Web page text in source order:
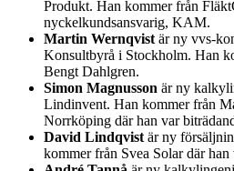
Produkt. Han kommer från
nyckelkundsansvarig, KAM.
Martin Wernqvist är ny vvs-
Konsultbyrå i Stockholm. Han
Bengt Dahlgren.
Simon Magnusson är ny
Lindinvent. Han kommer från
Norrköping där han var
David Lindqvist är ny
kommer från Svea Solar där